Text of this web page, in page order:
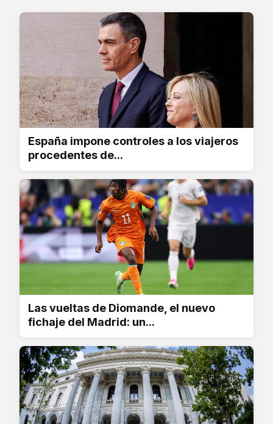
España impone controles a los viajeros
procedentes de...
Las vueltas de Diomande, el nuevo
fichaje del Madrid: un...